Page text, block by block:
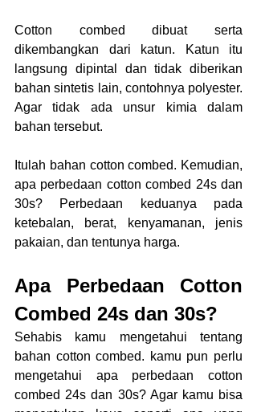
Cotton combed dibuat serta
dikembangkan dari katun. Katun itu
langsung dipintal dan tidak diberikan
bahan sintetis lain, contohnya polyester.
Agar tidak ada unsur kimia dalam
bahan tersebut.
Itulah bahan cotton combed. Kemudian,
apa perbedaan cotton combed 24s dan
30s? Perbedaan keduanya pada
ketebalan, berat, kenyamanan, jenis
pakaian, dan tentunya harga.
Apa Perbedaan Cotton
Combed 24s dan 30s?
Sehabis kamu mengetahui tentang
bahan cotton combed. kamu pun perlu
mengetahui apa perbedaan cotton
combed 24s dan 30s? Agar kamu bisa